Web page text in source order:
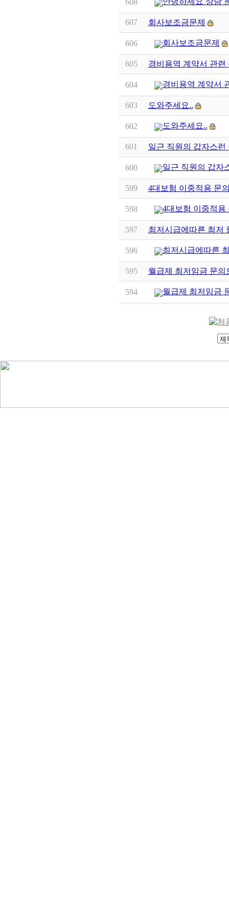
608
607 회사보조금문제
606 회사보조금문제
605 경비용역 계약서 관련
604 경비용역 계약서
603 도와주세요..
602 도와주세요..
601 일근 직원의 갑자스
600 일근 직원의 갑자
599 4대보험 이중적용 문
598 4대보험 이중적용
597 최저시급에따른 최저
596 최저시급에따른
595 월급제 최저임금 문의
594 월급제 최저임금